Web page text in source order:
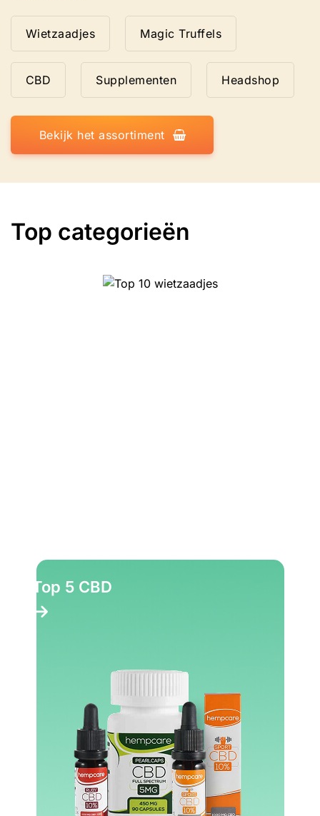
Wietzaadjes Magic Truffels
CBD Supplementen Headshop
Bekijk het assortiment
Top categorieën
Top 5 CBD